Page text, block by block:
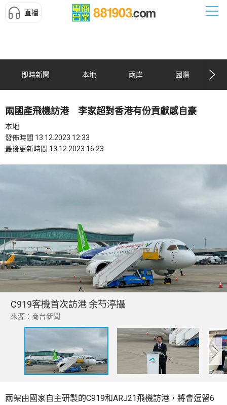
直播
即時新聞 本地 兩岸 國際
兩國產飛機訪港 李家超對香港有份貢獻感自豪
本地
發佈時間 13.12.2023 12:33
最後更新時間 13.12.2023 16:23
C919客機首次訪港 余芍渟攝
來源：商台新聞
兩架由國家自主研製的C919和ARJ21飛機訪港，將會逗留6